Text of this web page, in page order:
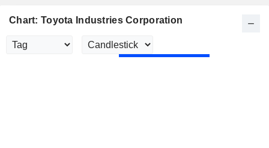
Chart: Toyota Industries Corporation